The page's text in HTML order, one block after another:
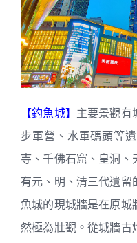
【釣魚城】 主要景觀有
步軍營、水軍碼頭等
寺、千佛石窟、皇洞、
有元、明、清三代遺留
魚城的現城牆是在原城
然極為壯觀。從城牆古